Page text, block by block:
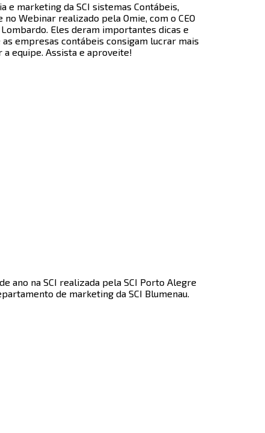
e marketing da SCI sistemas Contábeis,
Webinar realizado pela Omie, com o CEO
Eles deram importantes dicas e
empresas contábeis consigam lucrar mais
equipe. Assista e aproveite!
ano na SCI realizada pela SCI Porto Alegre
de marketing da SCI Blumenau.